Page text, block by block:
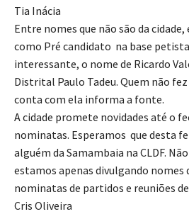
Tia Inácia
Entre nomes que não são da
como Pré candidato na base
interessante, o nome de Ricardo
Distrital Paulo Tadeu. Quem não
conta com ela informa a fonte.
A cidade promete novidades até o
nominatas. Esperamos que desta
alguém da Samambaia na CLDF.
estamos apenas divulgando nomes
nominatas de partidos e reuniões
Cris Oliveira